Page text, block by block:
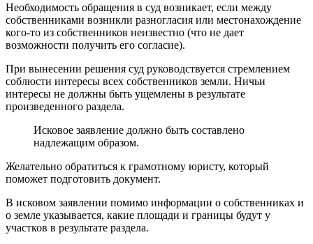
Необходимость обращения в суд возникает, если между
собственниками возникли разногласия или местонахождение
кого-то из собственников неизвестно (что не дает
возможности получить его согласие).
При вынесении решения суд руководствуется стремлением
соблюсти интересы всех собственников земли. Ничьи
интересы не должны быть ущемлены в результате
произведенного раздела.
Исковое заявление должно быть составлено
надлежащим образом.
Желательно обратиться к грамотному юристу, который
поможет подготовить документ.
В исковом заявлении помимо информации о собственниках и
о земле указывается, какие площади и границы будут у
участков в результате раздела.